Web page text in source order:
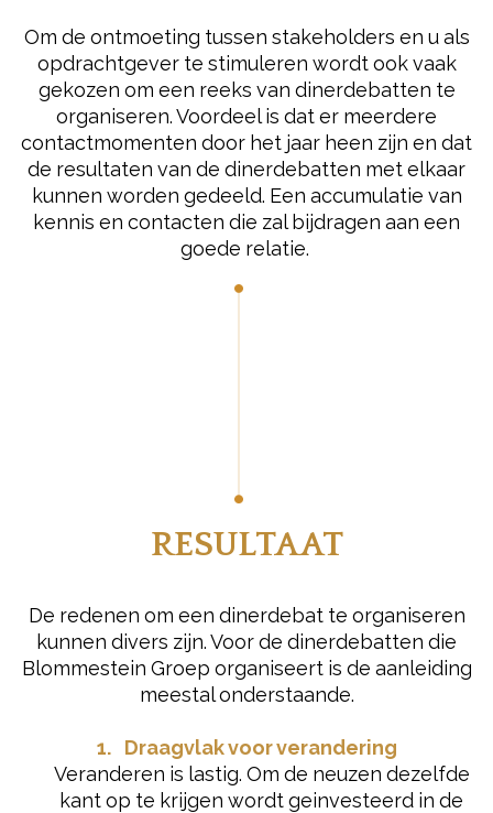
Om de ontmoeting tussen stakeholders en u als
opdrachtgever te stimuleren wordt ook vaak
gekozen om een reeks van dinerdebatten te
organiseren. Voordeel is dat er meerdere
contactmomenten door het jaar heen zijn en dat
de resultaten van de dinerdebatten met elkaar
kunnen worden gedeeld. Een accumulatie van
kennis en contacten die zal bijdragen aan een
goede relatie.
RESULTAAT
De redenen om een dinerdebat te organiseren
kunnen divers zijn. Voor de dinerdebatten die
Blommestein Groep organiseert is de aanleiding
meestal onderstaande.
1. Draagvlak voor verandering
Veranderen is lastig. Om de neuzen dezelfde
kant op te krijgen wordt geinvesteerd in de